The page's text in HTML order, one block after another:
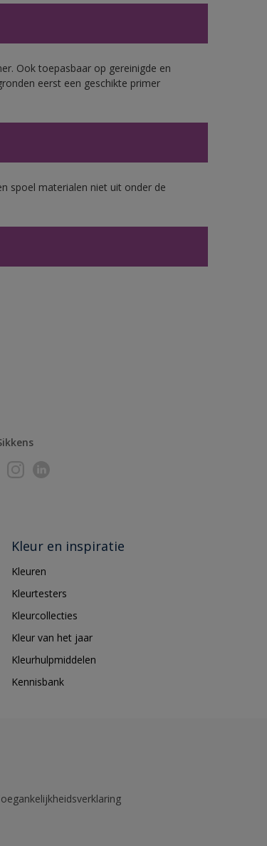
Ook toepasbaar op gereinigde en
eerst een geschikte primer
spoel materialen niet uit onder de
Kleur en inspiratie
Kleuren
Kleurtesters
Kleurcollecties
Kleur van het jaar
Kleurhulpmiddelen
Kennisbank